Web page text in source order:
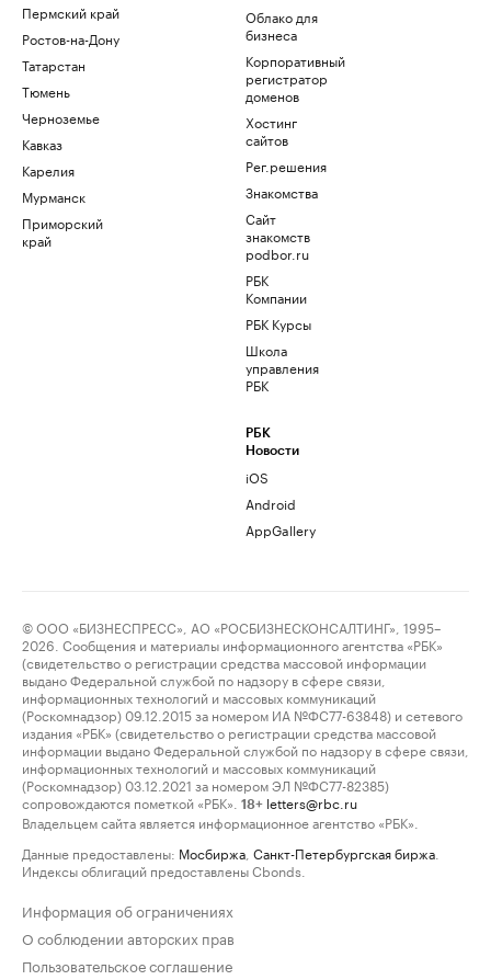
Пермский край
Ростов-на-Дону
Татарстан
Тюмень
Черноземье
Кавказ
Карелия
Мурманск
Приморский
край
Облако для
бизнеса
Корпоративный
регистратор
доменов
Хостинг
сайтов
Рег.решения
Знакомства
Сайт
знакомств
podbor.ru
РБК
Компании
РБК Курсы
Школа
управления
РБК
РБК
Новости
iOS
Android
AppGallery
© ООО «БИЗНЕСПРЕСС», АО «РОСБИЗНЕСКОНСАЛТИНГ», 1995–
2026. Сообщения и материалы информационного агентства «РБК»
(свидетельство о регистрации средства массовой информации
выдано Федеральной службой по надзору в сфере связи,
информационных технологий и массовых коммуникаций
(Роскомнадзор) 09.12.2015 за номером ИА №ФС77-63848) и сетевого
издания «РБК» (свидетельство о регистрации средства массовой
информации выдано Федеральной службой по надзору в сфере связи,
информационных технологий и массовых коммуникаций
(Роскомнадзор) 03.12.2021 за номером ЭЛ №ФС77-82385)
сопровождаются пометкой «РБК».
18+ letters@rbc.ru
Владельцем сайта является информационное агентство «РБК».
Данные предоставлены: Мосбиржа Санкт-Петербургская биржа
Индексы облигаций предоставлены Cbonds.
Информация об ограничениях
О соблюдении авторских прав
Пользовательское соглашение